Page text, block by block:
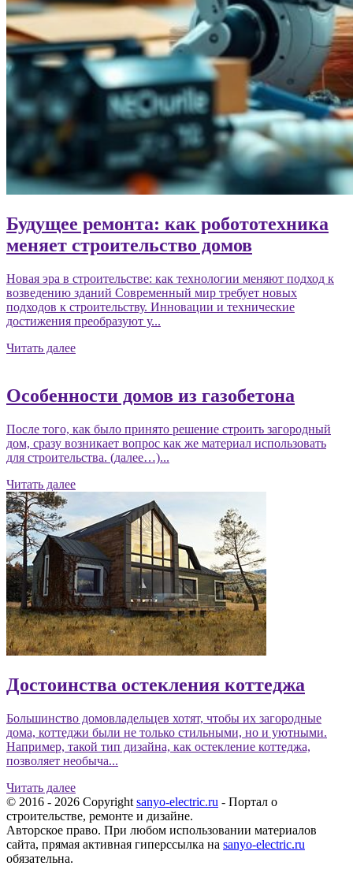
Будущее ремонта: как робототехника
меняет строительство домов
Новая эра в строительстве: как технологии меняют подход к
возведению зданий Современный мир требует новых
подходов к строительству. Инновации и технические
достижения преобразуют у...
Читать далее
Особенности домов из газобетона
После того, как было принято решение строить загородный
дом, сразу возникает вопрос как же материал использовать
для строительства. (далее…)...
Читать далее
Достоинства остекления коттеджа
Большинство домовладельцев хотят, чтобы их загородные
дома, коттеджи были не только стильными, но и уютными.
Например, такой тип дизайна, как остекление коттеджа,
позволяет необыча...
Читать далее
© 2016 - 2026 Copyright sanyo-electric.ru - Портал о
строительстве, ремонте и дизайне.
Авторское право. При любом использовании материалов
сайта, прямая активная гиперссылка на sanyo-electric.ru
обязательна.